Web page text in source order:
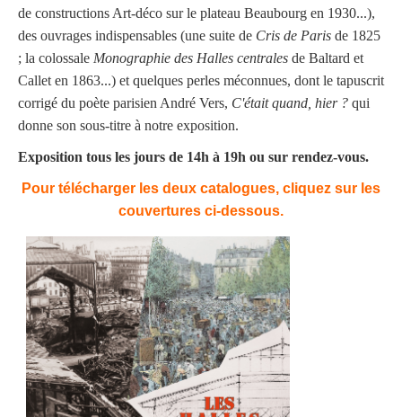
de constructions Art-déco sur le plateau Beaubourg en 1930...),
des ouvrages indispensables (une suite de Cris de Paris de 1825
; la colossale Monographie des Halles centrales de Baltard et
Callet en 1863...) et quelques perles méconnues, dont le tapuscrit
corrigé du poète parisien André Vers, C'était quand, hier ? qui
donne son sous-titre à notre exposition.
Exposition tous les jours de 14h à 19h ou sur rendez-vous.
Pour télécharger les deux catalogues, cliquez sur les
couvertures ci-dessous.